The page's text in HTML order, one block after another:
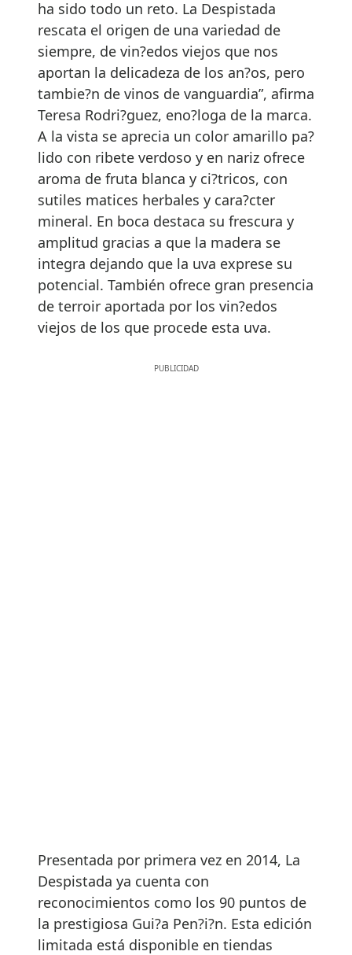
ha sido todo un reto. La Despistada
rescata el origen de una variedad de
siempre, de vin?edos viejos que nos
aportan la delicadeza de los an?os, pero
tambie?n de vinos de vanguardia”, afirma
Teresa Rodri?guez, eno?loga de la marca.
A la vista se aprecia un color amarillo pa?
lido con ribete verdoso y en nariz ofrece
aroma de fruta blanca y ci?tricos, con
sutiles matices herbales y cara?cter
mineral. En boca destaca su frescura y
amplitud gracias a que la madera se
integra dejando que la uva exprese su
potencial. También ofrece gran presencia
de terroir aportada por los vin?edos
viejos de los que procede esta uva.
Presentada por primera vez en 2014, La
Despistada ya cuenta con
reconocimientos como los 90 puntos de
la prestigiosa Gui?a Pen?i?n. Esta edición
limitada está disponible en tiendas